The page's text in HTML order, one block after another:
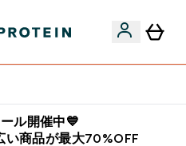
ル開催中💙
い商品が最大70%OFF